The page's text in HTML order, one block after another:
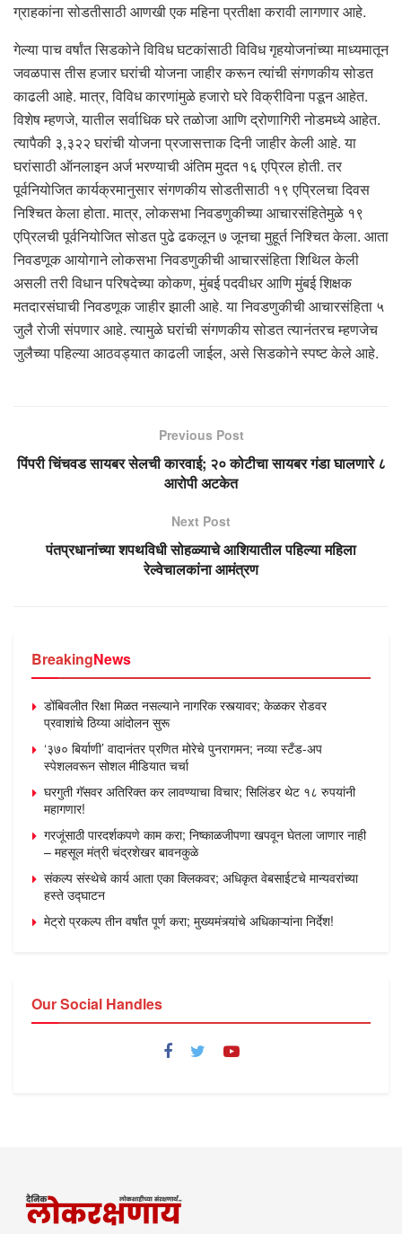
ग्राहकांना सोडतीसाठी आणखी एक महिना प्रतीक्षा करावी लागणार आहे.
गेल्या पाच वर्षांत सिडकोने विविध घटकांसाठी विविध गृहयोजनांच्या माध्यमातून
जवळपास तीस हजार घरांची योजना जाहीर करून त्यांची संगणकीय सोडत
काढली आहे. मात्र, विविध कारणांमुळे हजारो घरे विक्रीविना पडून आहेत.
विशेष म्हणजे, यातील सर्वाधिक घरे तळोजा आणि द्रोणागिरी नोडमध्ये आहेत.
त्यापैकी ३,३२२ घरांची योजना प्रजासत्ताक दिनी जाहीर केली आहे. या
घरांसाठी ऑनलाइन अर्ज भरण्याची अंतिम मुदत १६ एप्रिल होती. तर
पूर्वनियोजित कार्यक्रमानुसार संगणकीय सोडतीसाठी १९ एप्रिलचा दिवस
निश्चित केला होता. मात्र, लोकसभा निवडणुकीच्या आचारसंहितेमुळे १९
एप्रिलची पूर्वनियोजित सोडत पुढे ढकलून ७ जूनचा मुहूर्त निश्चित केला. आता
निवडणूक आयोगाने लोकसभा निवडणुकीची आचारसंहिता शिथिल केली
असली तरी विधान परिषदेच्या कोकण, मुंबई पदवीधर आणि मुंबई शिक्षक
मतदारसंघाची निवडणूक जाहीर झाली आहे. या निवडणुकीची आचारसंहिता ५
जुलै रोजी संपणार आहे. त्यामुळे घरांची संगणकीय सोडत त्यानंतरच म्हणजेच
जुलैच्या पहिल्या आठवड्यात काढली जाईल, असे सिडकोने स्पष्ट केले आहे.
Previous Post
पिंपरी चिंचवड सायबर सेलची कारवाई; २० कोटीचा सायबर गंडा घालणारे ८
आरोपी अटकेत
Next Post
पंतप्रधानांच्या शपथविधी सोहळ्याचे आशियातील पहिल्या महिला
रेल्वेचालकांना आमंत्रण
BreakingNews
डोंबिवलीत रिक्षा मिळत नसल्याने नागरिक रस्त्यावर; केळकर रोडवर
प्रवाशांचे ठिय्या आंदोलन सुरू
‘३७० बिर्याणी’ वादानंतर प्रणित मोरेचे पुनरागमन; नव्या स्टँड-अप
स्पेशलवरून सोशल मीडियात चर्चा
घरगुती गॅसवर अतिरिक्त कर लावण्याचा विचार; सिलिंडर थेट १८ रुपयांनी
महागणार!
गरजूंसाठी पारदर्शकपणे काम करा; निष्काळजीपणा खपवून घेतला जाणार नाही
– महसूल मंत्री चंद्रशेखर बावनकुळे
संकल्प संस्थेचे कार्य आता एका क्लिकवर; अधिकृत वेबसाईटचे मान्यवरांच्या
हस्ते उद्घाटन
मेट्रो प्रकल्प तीन वर्षांत पूर्ण करा; मुख्यमंत्र्यांचे अधिकाऱ्यांना निर्देश!
Our Social Handles